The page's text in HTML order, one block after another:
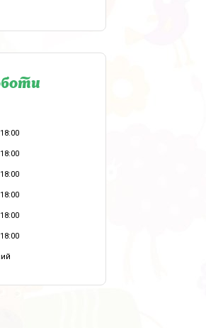
18:00
18:00
18:00
18:00
18:00
18:00